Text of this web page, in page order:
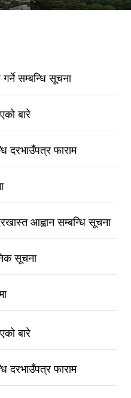
सम्बन्धि सूचना
बारे
दरभाउँपत्र फाराम
आह्वान सम्बन्धि सूचना
सूचना
बारे
दरभाउँपत्र फाराम